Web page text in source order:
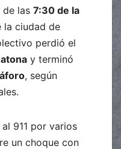
de las 7:30 de la
la ciudad de
perdió el
y terminó
, según
911 por varios
un choque con